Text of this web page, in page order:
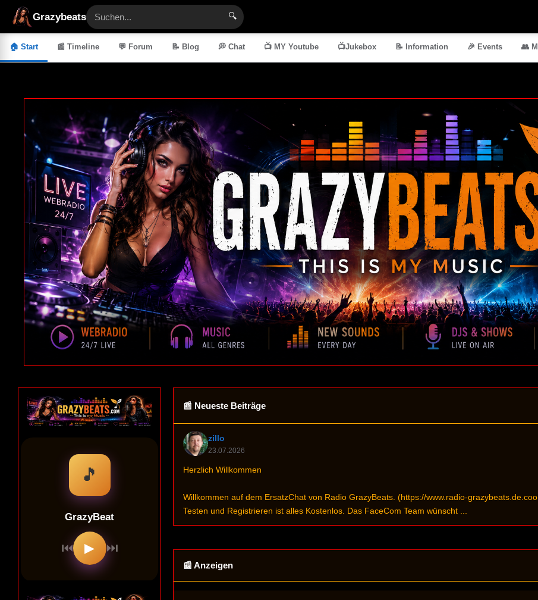
Grazybeats 🔍
🏠 Start 📰 Timeline 💬 Forum 📝 Blog 💭 Chat 📺 MY Youtube 📺Jukebox 📝 Information 🎉 Events 👥
📰 Neueste Beiträge
zillo
23.07.2026
Herzlich Willkommen
Willkommen auf dem ErsatzChat von Radio GrazyBeats. (https://www.radio-
Testen und Registrieren ist alles Kostenlos. Das FaceCom Team wünscht ...
📰 Anzeigen